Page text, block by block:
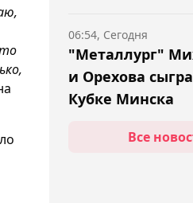
"Металлург"
и Орехова
Кубке Минска
06:54, Сегодня
06:30, Сегодня
Все